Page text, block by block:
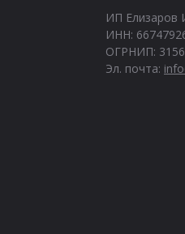
ИП Елизаров
ИНН:
ОГРНИП:
Эл. почта: